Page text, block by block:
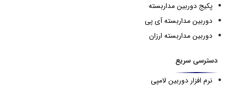
پکیج دوربین مداربسته
دوربین مداربسته آی پی
دوربین مداربسته ارزان
دسترسی سریع
نرم افزار دوربین لامپی